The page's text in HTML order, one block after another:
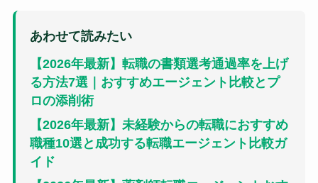
あわせて読みたい
【2026年最新】転職の書類選考通過率を上げ
る方法7選｜おすすめエージェント比較とプ
ロの添削術
【2026年最新】未経験からの転職におすすめ
職種10選と成功する転職エージェント比較ガ
イド